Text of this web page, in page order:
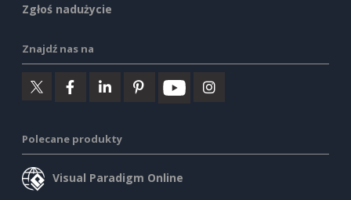
Zgłoś nadużycie
Znajdź nas na
Polecane produkty
Visual Paradigm Online